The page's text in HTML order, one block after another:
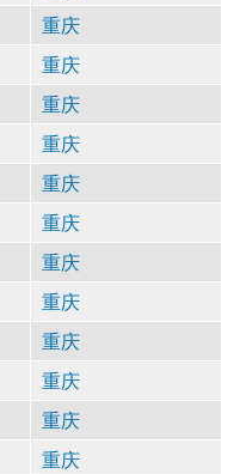
重庆
重庆
重庆
重庆
重庆
重庆
重庆
重庆
重庆
重庆
重庆
重庆